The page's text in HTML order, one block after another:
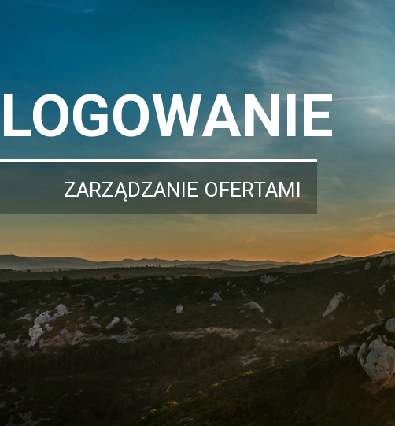
LOGOWANIE
ZARZĄDZANIE OFERTAMI